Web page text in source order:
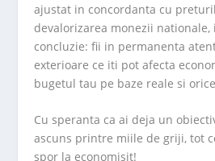
ajustat in concordanta cu
devalorizarea monezii
concluzie: fii in permanenta
exterioare ce iti pot afecta
bugetul tau pe baze reale si
Cu speranta ca ai deja un
ascuns printre miile de griji, tot
spor la economisit!